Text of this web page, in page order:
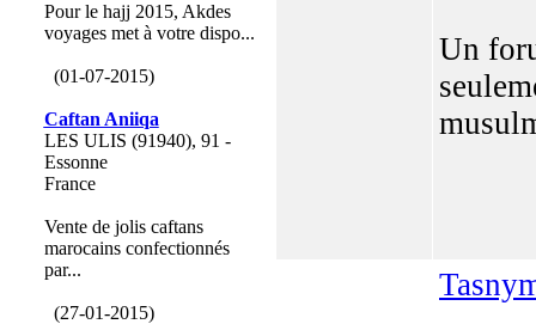
Pour le hajj 2015, Akdes
voyages met à votre dispo...
(01-07-2015)
Caftan Aniiqa
LES ULIS (91940), 91 -
Essonne
France
Vente de jolis caftans
marocains confectionnés
par...
(27-01-2015)
Un